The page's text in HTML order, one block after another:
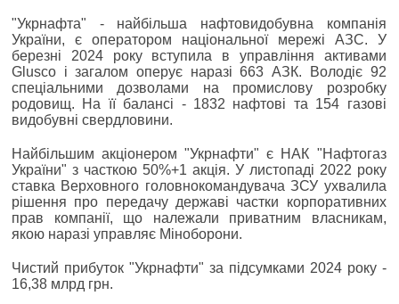
"Укрнафта" - найбільша нафтовидобувна компанія
України, є оператором національної мережі АЗС. У
березні 2024 року вступила в управління активами
Glusco і загалом оперує наразі 663 АЗК. Володіє 92
спеціальними дозволами на промислову розробку
родовищ. На її балансі - 1832 нафтові та 154 газові
видобувні свердловини.
Найбільшим акціонером "Укрнафти" є НАК "Нафтогаз
України" з часткою 50%+1 акція. У листопаді 2022 року
ставка Верховного головнокомандувача ЗСУ ухвалила
рішення про передачу державі частки корпоративних
прав компанії, що належали приватним власникам,
якою наразі управляє Міноборони.
Чистий прибуток "Укрнафти" за підсумками 2024 року -
16,38 млрд грн.